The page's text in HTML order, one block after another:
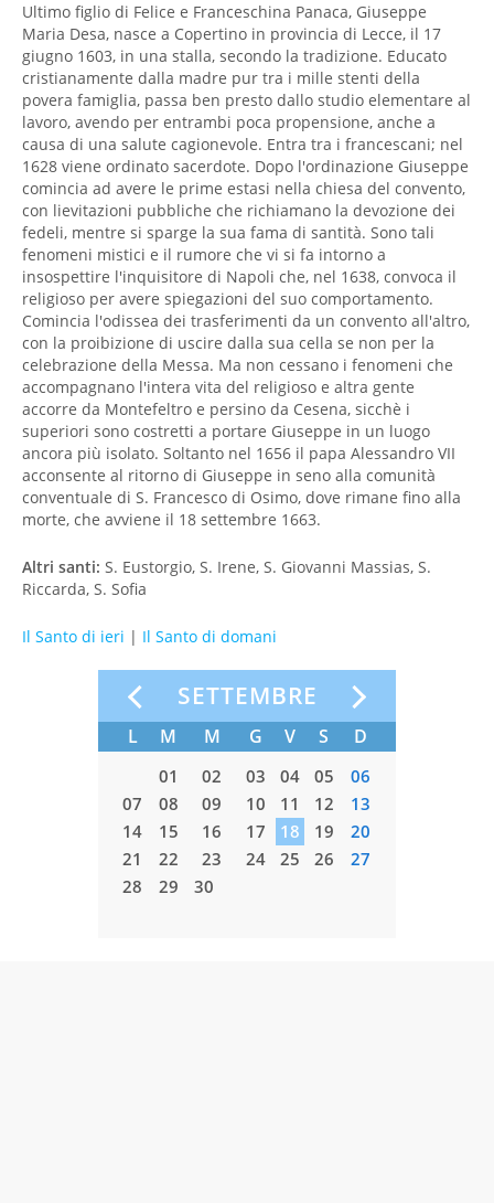
Ultimo figlio di Felice e Franceschina Panaca, Giuseppe
Maria Desa, nasce a Copertino in provincia di Lecce, il 17
giugno 1603, in una stalla, secondo la tradizione. Educato
cristianamente dalla madre pur tra i mille stenti della
povera famiglia, passa ben presto dallo studio elementare al
lavoro, avendo per entrambi poca propensione, anche a
causa di una salute cagionevole. Entra tra i francescani; nel
1628 viene ordinato sacerdote. Dopo l'ordinazione Giuseppe
comincia ad avere le prime estasi nella chiesa del convento,
con lievitazioni pubbliche che richiamano la devozione dei
fedeli, mentre si sparge la sua fama di santità. Sono tali
fenomeni mistici e il rumore che vi si fa intorno a
insospettire l'inquisitore di Napoli che, nel 1638, convoca il
religioso per avere spiegazioni del suo comportamento.
Comincia l'odissea dei trasferimenti da un convento all'altro,
con la proibizione di uscire dalla sua cella se non per la
celebrazione della Messa. Ma non cessano i fenomeni che
accompagnano l'intera vita del religioso e altra gente
accorre da Montefeltro e persino da Cesena, sicchè i
superiori sono costretti a portare Giuseppe in un luogo
ancora più isolato. Soltanto nel 1656 il papa Alessandro VII
acconsente al ritorno di Giuseppe in seno alla comunità
conventuale di S. Francesco di Osimo, dove rimane fino alla
morte, che avviene il 18 settembre 1663.
Altri santi: S. Eustorgio, S. Irene, S. Giovanni Massias, S.
Riccarda, S. Sofia
Il Santo di ieri | Il Santo di domani
SETTEMBRE
L M M G V S D
01 02 03 04 05
06
07
08 09 10 11 12
13
14
15 16 17 18 19
20
21
22 23 24 25 26
27
28
29 30